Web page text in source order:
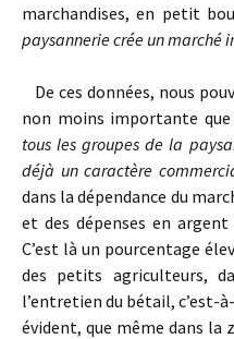
marchandises, en petit
paysannerie crée un marché
De ces données, nous
non moins importante que
tous les groupes de la
déjà un caractère
dans la dépendance du
et des dépenses en argent
C’est là un pourcentage
des petits agriculteurs,
l’entretien du bétail, c’est-
évident, que même dans la